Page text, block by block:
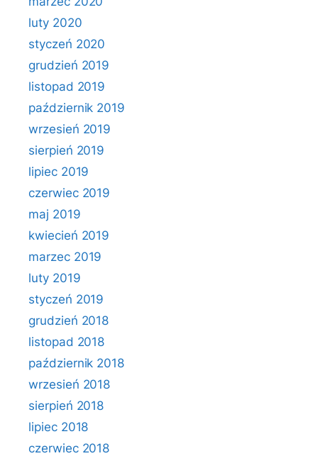
luty 2020
styczeń 2020
grudzień 2019
listopad 2019
październik 2019
wrzesień 2019
sierpień 2019
lipiec 2019
czerwiec 2019
maj 2019
kwiecień 2019
marzec 2019
luty 2019
styczeń 2019
grudzień 2018
listopad 2018
październik 2018
wrzesień 2018
sierpień 2018
lipiec 2018
czerwiec 2018